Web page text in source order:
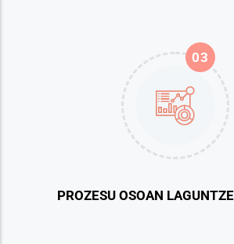
03
PROZESU OSOAN